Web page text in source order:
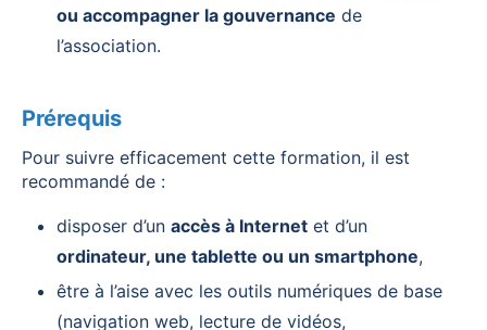
ou accompagner la gouvernance de
l’association.
Prérequis
Pour suivre efficacement cette formation, il est
recommandé de :
disposer d’un accès à Internet et d’un
ordinateur, une tablette ou un smartphone,
être à l’aise avec les outils numériques de base
(navigation web, lecture de vidéos,